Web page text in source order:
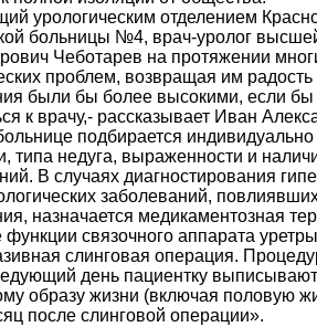
урологическим отделением
больницы №4, врач-уролог
Чеботарев на протяжении
проблем, возвращая им
были бы более высокими, если бы
к врачу,- рассказывает Иван
подбирается индивидуально
типа недуга, выраженности и
В случаях диагностирования
заболеваний,
назначается медикаментозная
связочного аппарата
слинговая операция.
день пациентку
образу жизни (включая половую
после слинговой операции».